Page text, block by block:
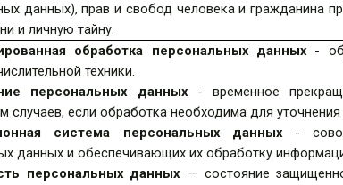
данных), прав и свобод человека и гражданина
и личную тайну.
обработка персональных данных-
техники.
персональных данных- временное
случаев, если обработка необходима для
система персональных данных-
данных и обеспечивающих их обработку
персональных данных— состояние